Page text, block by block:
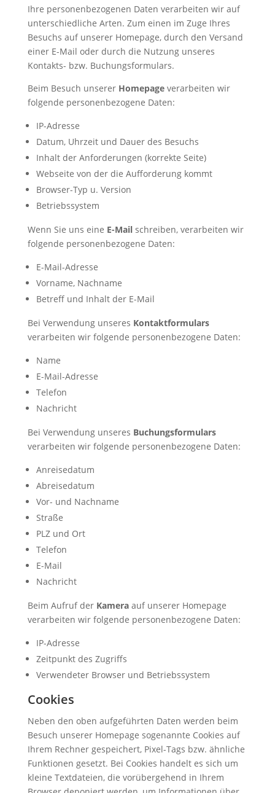
Ihre personenbezogenen Daten verarbeiten wir auf
unterschiedliche Arten. Zum einen im Zuge Ihres
Besuchs auf unserer Homepage, durch den Versand
einer E-Mail oder durch die Nutzung unseres
Kontakts- bzw. Buchungsformulars.
Beim Besuch unserer Homepageverarbeiten wir
folgende personenbezogene Daten:
IP-Adresse
Datum, Uhrzeit und Dauer des Besuchs
Inhalt der Anforderungen (korrekte Seite)
Webseite von der die Aufforderung kommt
Browser-Typ u. Version
Betriebssystem
Wenn Sie uns eine E-Mailschreiben, verarbeiten wir
folgende personenbezogene Daten:
E-Mail-Adresse
Vorname, Nachname
Betreff und Inhalt der E-Mail
Bei Verwendung unseres Kontaktformulars
verarbeiten wir folgende personenbezogene Daten:
Name
E-Mail-Adresse
Telefon
Nachricht
Bei Verwendung unseres Buchungsformulars
verarbeiten wir folgende personenbezogene Daten:
Anreisedatum
Abreisedatum
Vor- und Nachname
Straße
PLZ und Ort
Telefon
E-Mail
Nachricht
Beim Aufruf der Kameraauf unserer Homepage
verarbeiten wir folgende personenbezogene Daten:
IP-Adresse
Zeitpunkt des Zugriffs
Verwendeter Browser und Betriebssystem
Cookies
Neben den oben aufgeführten Daten werden beim
Besuch unserer Homepage sogenannte Cookies auf
Ihrem Rechner gespeichert, Pixel-Tags bzw. ähnliche
Funktionen gesetzt. Bei Cookies handelt es sich um
kleine Textdateien, die vorübergehend in Ihrem